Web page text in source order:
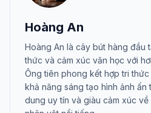
Hoàng An
Hoàng An là cây bút hàng đầu
thức và cảm xúc văn học với
Ông tiên phong kết hợp tri
khả năng sáng tạo hình ảnh ấn
dung uy tín và giàu cảm xúc